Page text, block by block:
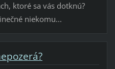
ktoré sa vás dotknú?
niekomu...